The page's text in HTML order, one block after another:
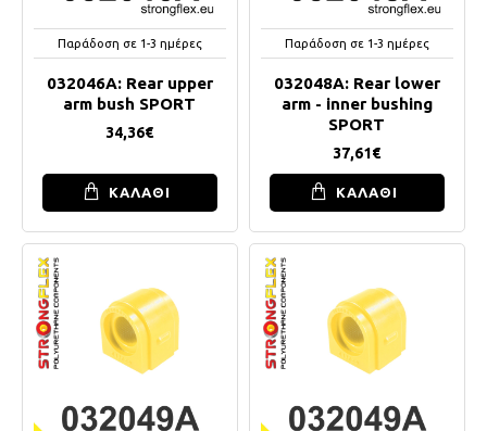
Παράδοση σε 1-3 ημέρες
032046A: Rear upper
arm bush SPORT
34,36€
ΚΑΛΑΘΙ
Παράδοση σε 1-3 ημέρες
032048A: Rear lower
arm - inner bushing
SPORT
37,61€
ΚΑΛΑΘΙ